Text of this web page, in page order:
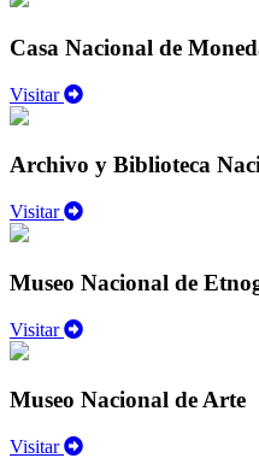
Casa Nacional de
Visitar
Archivo y Biblioteca
Visitar
Museo Nacional de
Visitar
Museo Nacional de Arte
Visitar